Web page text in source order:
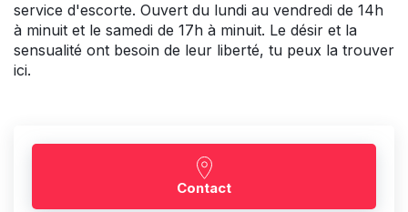
service d'escorte. Ouvert du lundi au vendredi de 14h
à minuit et le samedi de 17h à minuit. Le désir et la
sensualité ont besoin de leur liberté, tu peux la trouver
ici.
Contact